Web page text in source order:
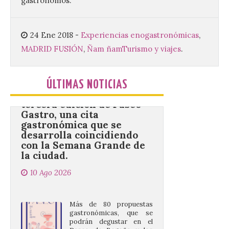
24 Ene 2018 - Experiencias enogastronómicas,
MADRID FUSIÓN, Ñam ñamTurismo y viajes.
ÚLTIMAS NOTICIAS
Gijón/Xixón celebra la
tercera edición de Paseo
Gastro, una cita
gastronómica que se
desarrolla coincidiendo
con la Semana Grande de
la ciudad.
10 Ago 2026
Más de 80 propuestas
Paseo de Begoña y los
Jardines de la Reina hasta
el 16 de agosto. El Paseo de Begoña y los